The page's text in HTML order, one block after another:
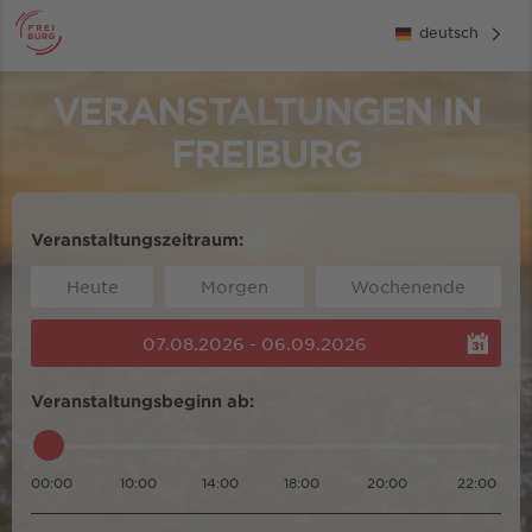
deutsch
VERANSTALTUNGEN IN
FREIBURG
Veranstaltungszeitraum:
Heute Morgen Wochenende
07.08.2026 - 06.09.2026
Veranstaltungsbeginn ab:
00:00 10:00 14:00 18:00 20:00 22:00